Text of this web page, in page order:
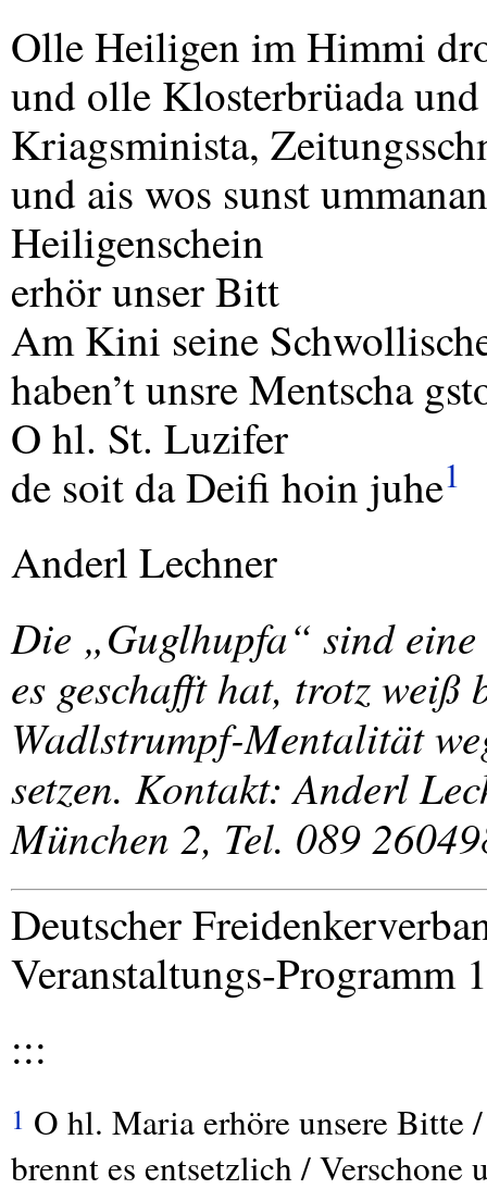
Olle Heiligen im Himmi
und olle Klosterbrüada
Kriagsminista,
und ais wos sunst
Heiligenschein
erhör unser Bitt
Am Kini seine
haben’t unsre Mentscha
O hl. St. Luzifer
de soit da Deifi hoin juhe1
Anderl Lechner
Die „Guglhupfa“ sind
es geschafft hat, trotz weiß
Wadlstrumpf-Mentalität
setzen. Kontakt: Anderl
München 2, Tel. 089
Deutscher
Veranstaltungs-Programm
:::
1 O hl. Maria erhöre unsere Bitte
brennt es entsetzlich / Verschone